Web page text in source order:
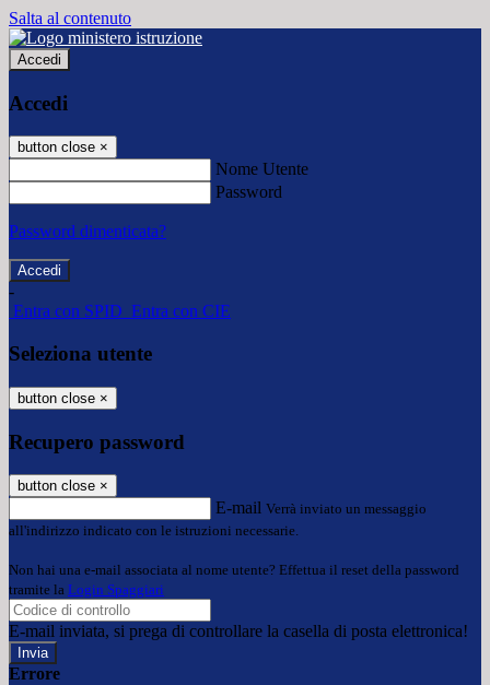
Salta al contenuto
Accedi
Accedi
button close ×
Nome Utente
Password
Password dimenticata?
-
Entra con SPID Entra con CIE
Seleziona utente
button close ×
Recupero password
button close ×
E-mail Verrà inviato un messaggio
all'indirizzo indicato con le istruzioni necessarie.
Non hai una e-mail associata al nome utente? Effettua il reset della password
tramite la Login Spaggiari
E-mail inviata, si prega di controllare la casella di posta elettronica!
Errore